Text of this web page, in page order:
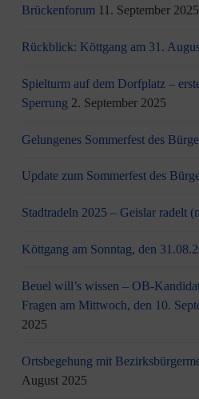
Brückenforum 11. September 2025
Rückblick: Köttgang am 31.
Spielturm auf dem Dorfplatz –
Sperrung 2. September 2025
Gelungenes Sommerfest des
Update zum Sommerfest des
Stadtradeln 2025 – Geislar radelt
Köttgang am Sonntag, den
Beuel will’s wissen – OB-
Fragen am Mittwoch, den 10.
2025
Ortsbegehung mit
August 2025